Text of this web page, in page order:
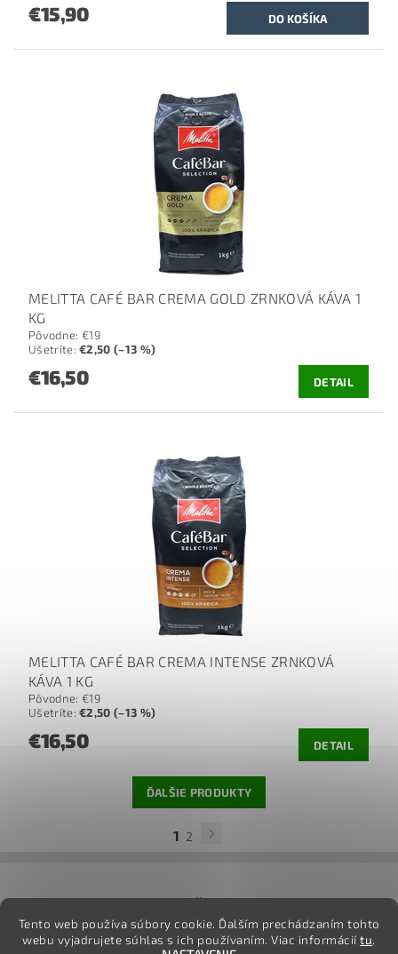
€15,90
MELITTA CAFÉ BAR CREMA GOLD ZRNKOVÁ KÁVA 1
KG
Pôvodne: €19
Ušetríte:€2,50 (–13 %)
€16,50 DETAIL
MELITTA CAFÉ BAR CREMA INTENSE ZRNKOVÁ
KÁVA 1 KG
Pôvodne: €19
Ušetríte:€2,50 (–13 %)
€16,50 DETAIL
ĎALŠIE PRODUKTY
1 2
jj
Tento web používa súbory cookie. Ďalším prechádzaním tohto
webu vyjadrujete súhlas s ich používaním. Viac informáciítu.